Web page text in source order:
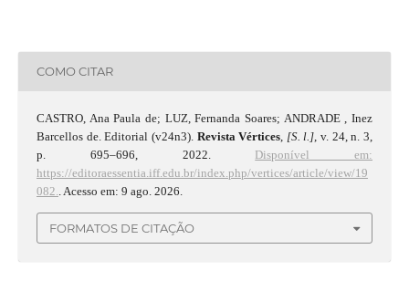
COMO CITAR
CASTRO, Ana Paula de; LUZ, Fernanda Soares; ANDRADE , Inez
Barcellos de. Editorial (v24n3). Revista Vértices [S. l.] , v. 24, n. 3,
p. 695–696, 2022. Disponível em:
https://editoraessentia.iff.edu.br/index.php/vertices/article/view/19
082.
. Acesso em: 9 ago. 2026.
FORMATOS DE CITAÇÃO